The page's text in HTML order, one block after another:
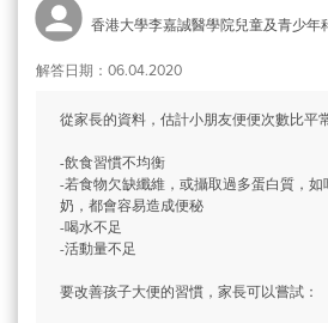
香港大學李嘉誠醫學院兒童及青少年
解答日期：06.04.2020
從家長的資料，估計小朋友便便次數比平
-飲食習慣不均衡
-若食物欠缺纖維，或攝取過多蛋白質，
奶，都會容易造成便秘
-喝水不足
-活動量不足
要改善孩子大便的習慣，家長可以嘗試：